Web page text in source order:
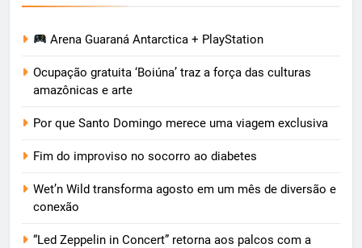
Arena Guaraná Antarctica + PlayStation
Ocupação gratuita ‘Boiúna’ traz a força das culturas
amazônicas e arte
Por que Santo Domingo merece uma viagem exclusiva
Fim do improviso no socorro ao diabetes
Wet’n Wild transforma agosto em um mês de diversão e
conexão
“Led Zeppelin in Concert” retorna aos palcos com a